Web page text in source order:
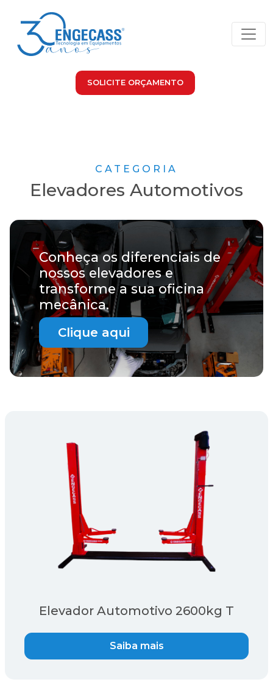
SOLICITE ORÇAMENTO
CATEGORIA
Elevadores Automotivos
Conheça os diferenciais de
nossos elevadores e
transforme a sua oficina
mecânica.
Clique aqui
Elevador Automotivo 2600kg T
Saiba mais